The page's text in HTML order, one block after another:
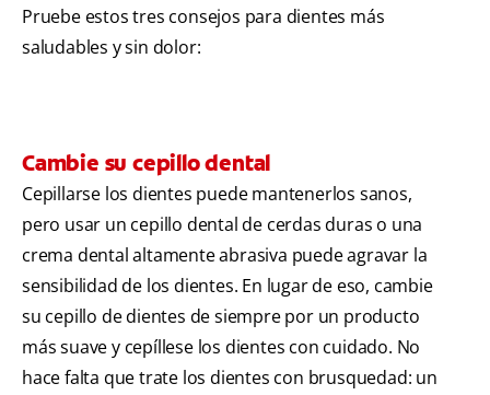
Pruebe estos tres consejos para dientes más
saludables y sin dolor:
Cambie su cepillo dental
Cepillarse los dientes puede mantenerlos sanos,
pero usar un cepillo dental de cerdas duras o una
crema dental altamente abrasiva puede agravar la
sensibilidad de los dientes. En lugar de eso, cambie
su cepillo de dientes de siempre por un producto
más suave y cepíllese los dientes con cuidado. No
hace falta que trate los dientes con brusquedad: un